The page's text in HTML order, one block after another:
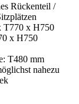
Rückenteil /
x H750
x H750
T480 mm
nahezu